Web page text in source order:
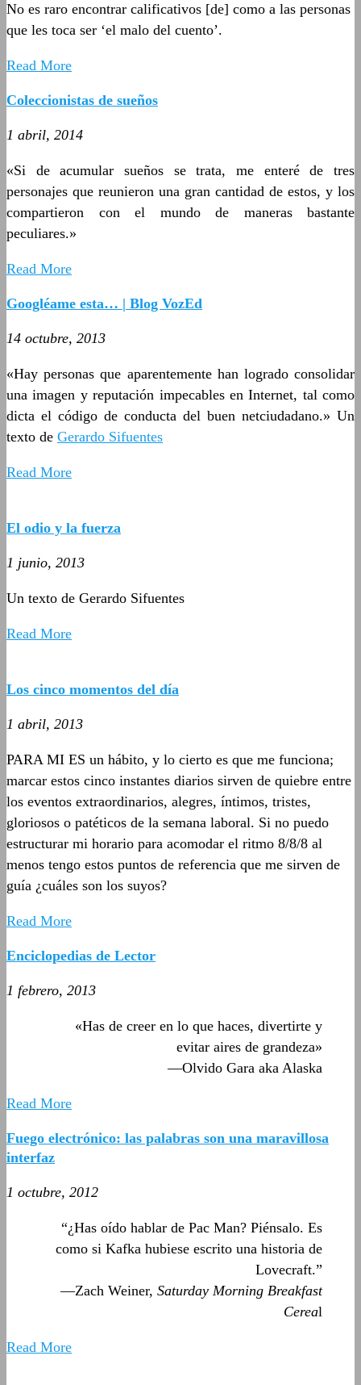
No es raro encontrar calificativos [de] como a las personas
que les toca ser ‘el malo del cuento’.
Read More
Coleccionistas de sueños
1 abril, 2014
«Si de acumular sueños se trata, me enteré de tres
personajes que reunieron una gran cantidad de estos, y los
compartieron con el mundo de maneras bastante
peculiares.»
Read More
Googléame esta… | Blog VozEd
14 octubre, 2013
«Hay personas que aparentemente han logrado consolidar
una imagen y reputación impecables en Internet, tal como
dicta el código de conducta del buen netciudadano.» Un
texto de Gerardo Sifuentes
Read More
El odio y la fuerza
1 junio, 2013
Un texto de Gerardo Sifuentes
Read More
Los cinco momentos del día
1 abril, 2013
PARA MI ES un hábito, y lo cierto es que me funciona;
marcar estos cinco instantes diarios sirven de quiebre entre
los eventos extraordinarios, alegres, íntimos, tristes,
gloriosos o patéticos de la semana laboral. Si no puedo
estructurar mi horario para acomodar el ritmo 8/8/8 al
menos tengo estos puntos de referencia que me sirven de
guía ¿cuáles son los suyos?
Read More
Enciclopedias de Lector
1 febrero, 2013
«Has de creer en lo que haces, divertirte y
evitar aires de grandeza»
―Olvido Gara aka Alaska
Read More
Fuego electrónico: las palabras son una maravillosa
interfaz
1 octubre, 2012
“¿Has oído hablar de Pac Man? Piénsalo. Es
como si Kafka hubiese escrito una historia de
Lovecraft.”
—Zach Weiner, Saturday Morning Breakfast
Cereal
Read More